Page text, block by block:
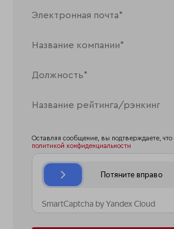
Оставляя сообщение, вы подтверждаете,
политикой конфиденциальности